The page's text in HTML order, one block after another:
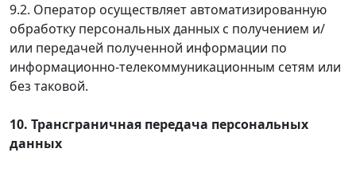
9.2. Оператор осуществляет автоматизированную
обработку персональных данных с получением и/
или передачей полученной информации по
информационно-телекоммуникационным сетям или
без таковой.
10. Трансграничная передача персональных
данных